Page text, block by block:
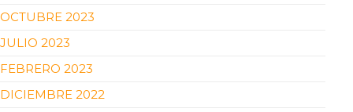
OCTUBRE 2023
JULIO 2023
FEBRERO 2023
DICIEMBRE 2022